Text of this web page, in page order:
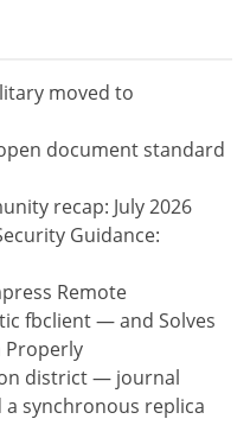
moved to
document standard
recap: July 2026
Guidance:
Remote
fbclient — and Solves
Properly
district — journal
synchronous replica